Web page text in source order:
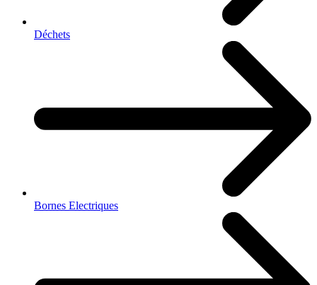
Déchets
Bornes Electriques